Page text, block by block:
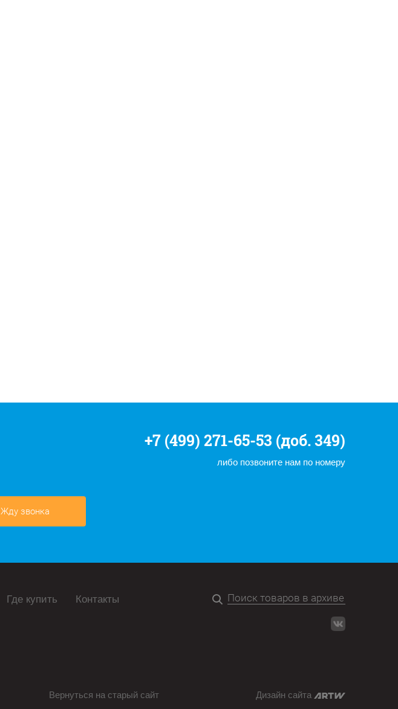
+7 (499) 271-65-53 (доб. 349)
либо позвоните нам по номеру
Жду звонка
Где купить Контакты
Вернуться на старый сайт Дизайн сайта